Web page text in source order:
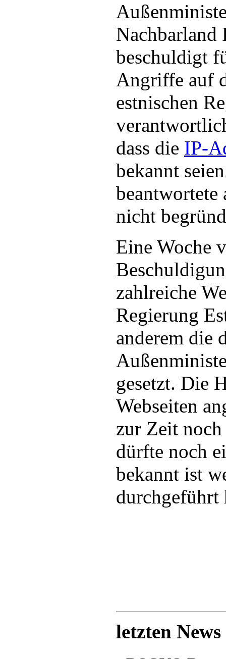
Nachbarland
beschuldigt
Angriffe auf
estnischen
dass die IP-
bekannt
beantwortete
nicht
Eine Woche
zahlreiche
Regierung
anderem die
gesetzt. Die
Webseiten
zur Zeit
dürfte noch
bekannt ist
durchgeführt
letzten News